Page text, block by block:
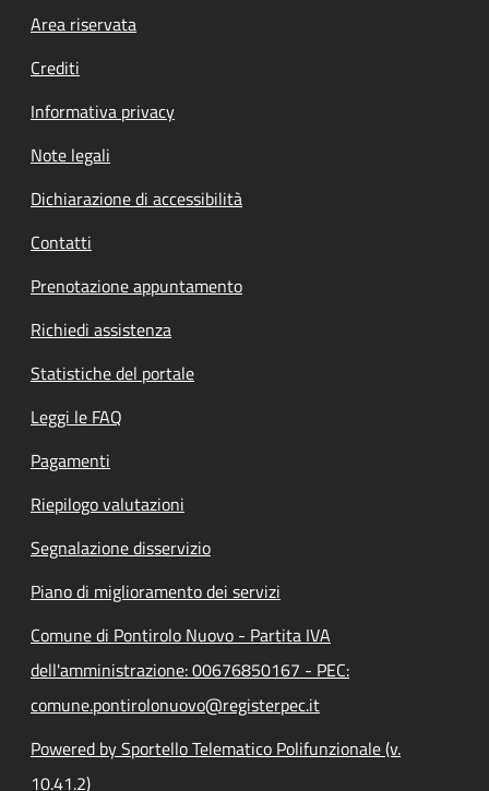
Footer menu
Area riservata
Crediti
Informativa privacy
Note legali
Dichiarazione di accessibilità
Contatti
Prenotazione appuntamento
Richiedi assistenza
Statistiche del portale
Leggi le FAQ
Pagamenti
Riepilogo valutazioni
Segnalazione disservizio
Piano di miglioramento dei servizi
Comune di Pontirolo Nuovo - Partita IVA
dell'amministrazione: 00676850167 - PEC:
comune.pontirolonuovo@registerpec.it
Powered by Sportello Telematico Polifunzionale (v.
10.41.2)